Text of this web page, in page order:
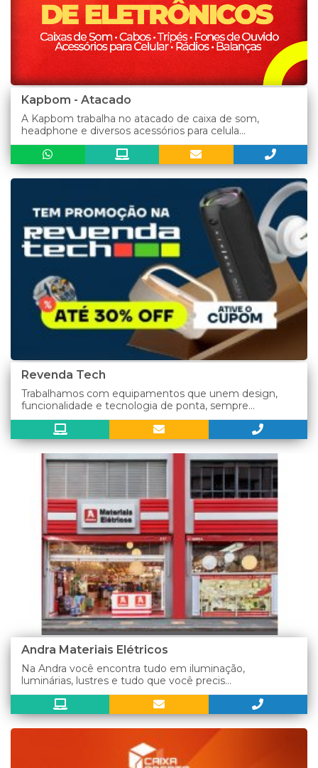
Kapbom - Atacado
A Kapbom trabalha no atacado de caixa de som,
headphone e diversos acessórios para celula...
Revenda Tech
Trabalhamos com equipamentos que unem design,
funcionalidade e tecnologia de ponta, sempre...
Andra Materiais Elétricos
Na Andra você encontra tudo em iluminação,
luminárias, lustres e tudo que você precis...